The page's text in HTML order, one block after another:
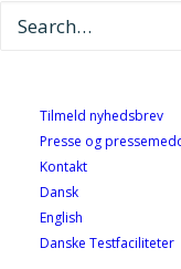
Tilmeld nyhedsbrev
Presse og
Kontakt
Dansk
English
Danske Testfaciliteter
Løsningen
klinikerne kan
har det og
er nu i pilot